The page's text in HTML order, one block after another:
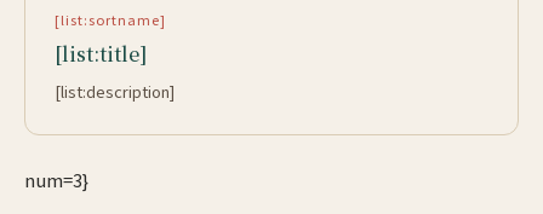
[list:sortname]
[list:title]
[list:description]
num=3}